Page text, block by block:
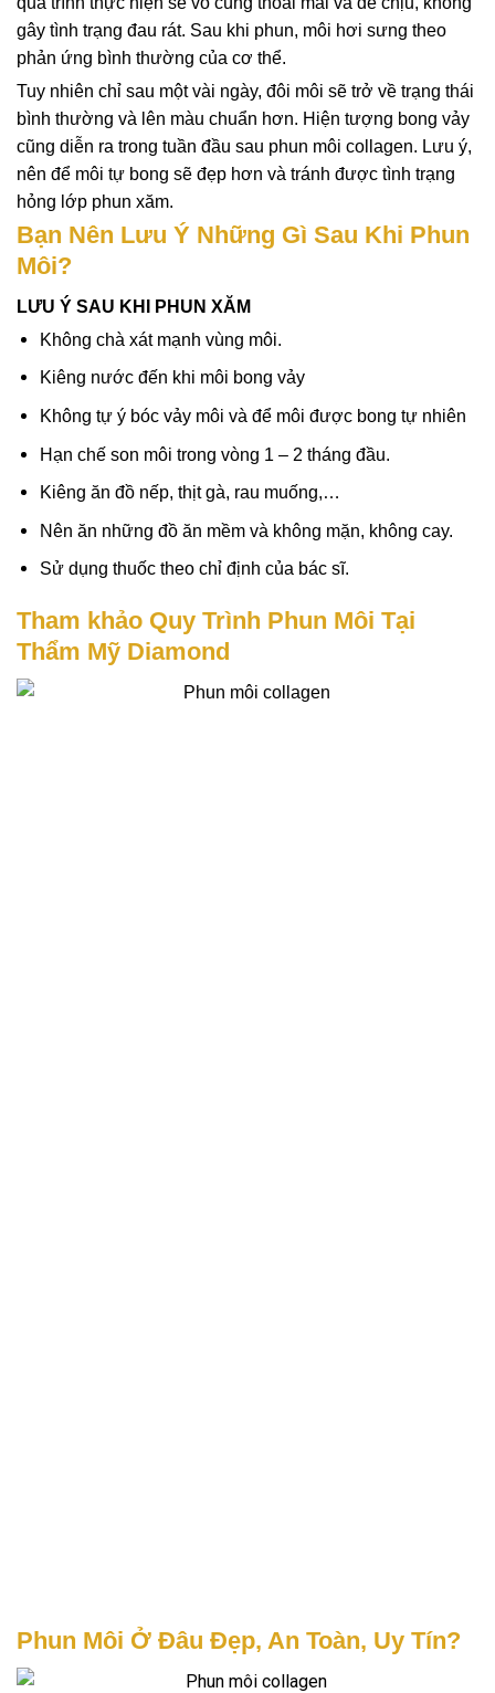
gây tình trạng đau rát. Sau khi phun, môi hơi sưng theo
phản ứng bình thường của cơ thể.
Tuy nhiên chỉ sau một vài ngày, đôi môi sẽ trở về trạng thái
bình thường và lên màu chuẩn hơn. Hiện tượng bong vảy
cũng diễn ra trong tuần đầu sau phun môi collagen. Lưu ý,
nên để môi tự bong sẽ đẹp hơn và tránh được tình trạng
hỏng lớp phun xăm.
Bạn Nên Lưu Ý Những Gì Sau Khi Phun
Môi?
LƯU Ý SAU KHI PHUN XĂM
Không chà xát mạnh vùng môi.
Kiêng nước đến khi môi bong vảy
Không tự ý bóc vảy môi và để môi được bong tự nhiên
Hạn chế son môi trong vòng 1 – 2 tháng đầu.
Kiêng ăn đồ nếp, thịt gà, rau muống,…
Nên ăn những đồ ăn mềm và không mặn, không cay.
Sử dụng thuốc theo chỉ định của bác sĩ.
Tham khảo Quy Trình Phun Môi Tại
Thẩm Mỹ Diamond
Phun Môi Ở Đâu Đẹp, An Toàn, Uy Tín?